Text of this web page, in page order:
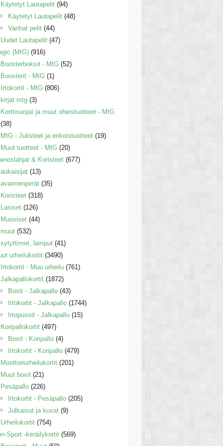
Käytetyt Lautapelit (94)
Käytetyt Lautapelit (48)
Vanhat pelit (44)
Uudet Lautapelit (47)
(MtG) (916)
Boosterboksit - MtG (52)
Boosterit - MtG (1)
Irtokortit - MtG (806)
kirjat mtg (3)
Korttisuojat ja muut oheistuotteet - MtG
(38)
MtG - Julisteet ja erikoistuotteet (19)
Muut tuotteet - MtG (20)
& Koristeet (677)
aukaisijat (13)
avaimenperät (35)
Koristeet (318)
Lasiset (126)
Muoviset (44)
muut (532)
sytyttimet, lamput (41)
urheilukortit (3490)
Irtokortit - Muu urheilu (761)
Jalkapallokortit (1872)
Boxit - Jalkapallo (43)
Irtokortit - Jalkapallo (1744)
Irtopussit - Jalkapallo (15)
Koripallokortit (497)
Boxit - Koripallo (4)
Irtokortit - Koripallo (479)
Moottoriurheilukortit (201)
Muut boxit (21)
Pesäpallo (226)
Irtokortit - Pesäpallo (205)
Julkaisut ja kuvat (9)
Urheilukortit (754)
Sport -keräilykortit (569)